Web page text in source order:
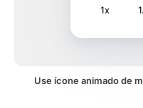
1x
Use ícone animado de